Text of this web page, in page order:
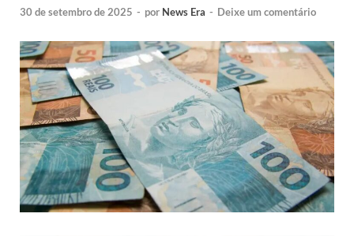
30 de setembro de 2025 - por News Era - Deixe um comentário